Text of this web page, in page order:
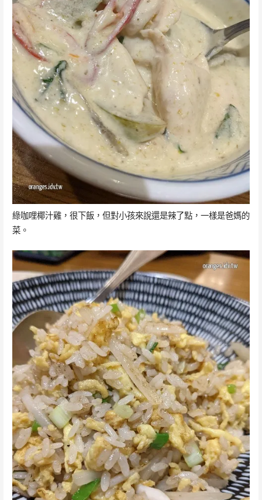
綠咖哩椰汁雞，很下飯，但對小孩來說還是辣了點，一樣是爸媽的
菜。